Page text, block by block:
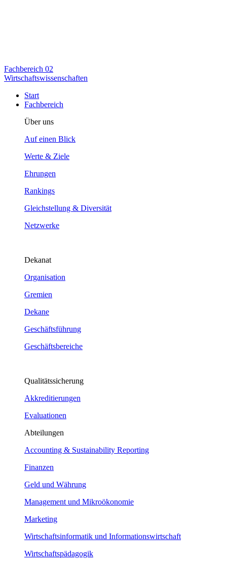
Fachbereich 02
Wirtschaftswissenschaften
Start
Fachbereich
Über uns
Auf einen Blick
Werte & Ziele
Ehrungen
Rankings
Gleichstellung & Diversität
Netzwerke
Dekanat
Organisation
Gremien
Dekane
Geschäftsführung
Geschäftsbereiche
Qualitätssicherung
Akkreditierungen
Evaluationen
Abteilungen
Accounting & Sustainability Reporting
Finanzen
Geld und Währung
Management und Mikroökonomie
Marketing
Wirtschaftsinformatik und Informationswirtschaft
Wirtschaftspädagogik